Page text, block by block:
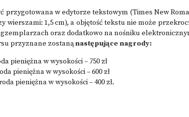
przygotowana w edytorze tekstowym (Times New
wierszami: 1,5 cm), a objętość tekstu nie może
oraz dodatkowo na nośniku
przyznane zostanąnastępujące nagrody:
pieniężna w wysokości – 750 zł
pieniężna w wysokości – 600 zł
pieniężna w wysokości – 400 zł.